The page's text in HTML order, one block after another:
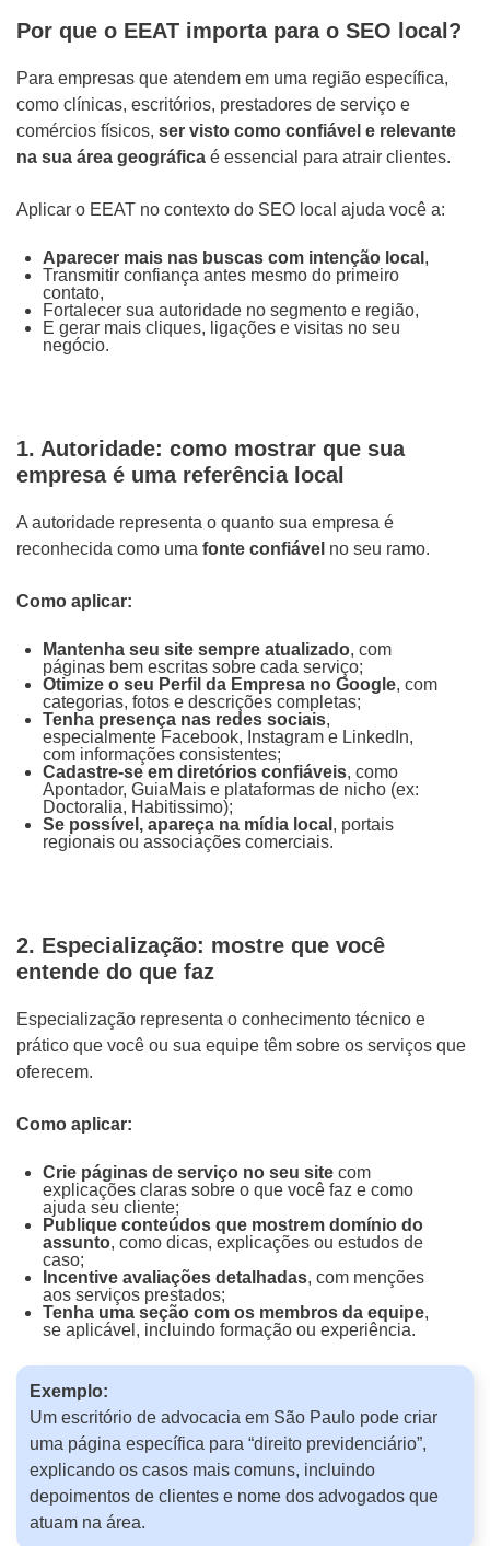
Por que o EEAT importa para o SEO local?
Para empresas que atendem em uma região específica,
como clínicas, escritórios, prestadores de serviço e
comércios físicos, ser visto como confiável e relevante
na sua área geográfica é essencial para atrair clientes.
Aplicar o EEAT no contexto do SEO local ajuda você a:
Aparecer mais nas buscas com intenção local ,
Transmitir confiança antes mesmo do primeiro
contato,
Fortalecer sua autoridade no segmento e região,
E gerar mais cliques, ligações e visitas no seu
negócio.
1. Autoridade: como mostrar que sua
empresa é uma referência local
A autoridade representa o quanto sua empresa é
reconhecida como uma fonte confiável no seu ramo.
Como aplicar:
Mantenha seu site sempre atualizado, com
páginas bem escritas sobre cada serviço;
Otimize o seu Perfil da Empresa no Google, com
categorias, fotos e descrições completas;
Tenha presença nas redes sociais,
especialmente Facebook, Instagram e LinkedIn,
com informações consistentes;
Cadastre-se em diretórios confiáveis, como
Apontador, GuiaMais e plataformas de nicho (ex:
Doctoralia, Habitissimo);
Se possível, apareça na mídia local , portais
regionais ou associações comerciais.
2. Especialização: mostre que você
entende do que faz
Especialização representa o conhecimento técnico e
prático que você ou sua equipe têm sobre os serviços que
oferecem.
Como aplicar:
Crie páginas de serviço no seu site com
explicações claras sobre o que você faz e como
ajuda seu cliente;
Publique conteúdos que mostrem domínio do
assunto, como dicas, explicações ou estudos de
caso;
Incentive avaliações detalhadas, com menções
aos serviços prestados;
Tenha uma seção com os membros da equipe,
se aplicável, incluindo formação ou experiência.
Exemplo:
Um escritório de advocacia em São Paulo pode criar
uma página específica para “direito previdenciário”,
explicando os casos mais comuns, incluindo
depoimentos de clientes e nome dos advogados que
atuam na área.